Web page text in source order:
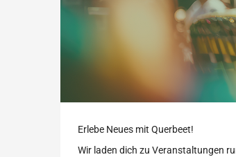
Erlebe Neues mit Querbeet!
Wir laden dich zu Veranstaltungen